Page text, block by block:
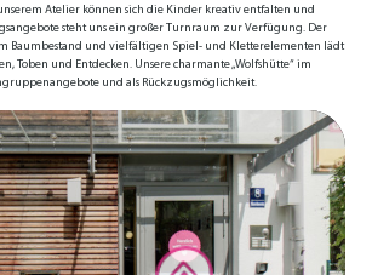
Atelier können sich die Kinder kreativ entfalten und
steht uns ein großer Turnraum zur Verfügung. Der
Baum­bestand und vielfältigen Spiel- und Kletterelementen lädt
Toben und Entdecken. Unsere charmante „Wolfshütte“ im
und als Rückzugsmöglichkeit.